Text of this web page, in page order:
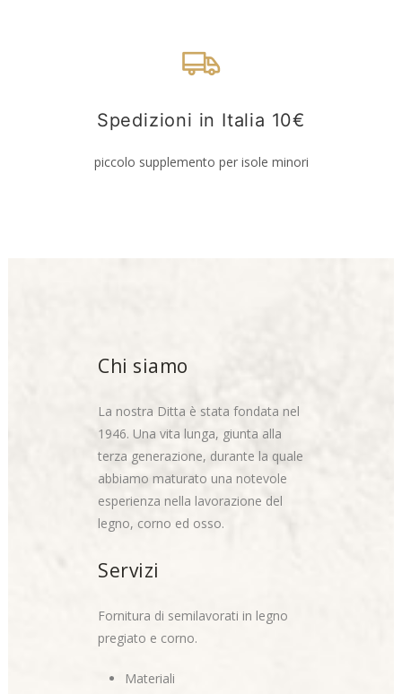
Spedizioni in Italia 10€
piccolo supplemento per isole minori
Chi siamo
La nostra Ditta è stata fondata nel
1946. Una vita lunga, giunta alla
terza generazione, durante la quale
abbiamo maturato una notevole
esperienza nella lavorazione del
legno, corno ed osso.
Servizi
Fornitura di semilavorati in legno
pregiato e corno.
Materiali